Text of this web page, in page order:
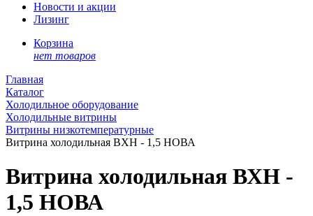
Новости и акции
Лизинг
Корзина
нет товаров
Главная
Каталог
Холодильное оборудование
Холодильные витрины
Витрины низкотемпературные
Витрина холодильная ВХН - 1,5 НОВА
Витрина холодильная ВХН -
1,5 НОВА